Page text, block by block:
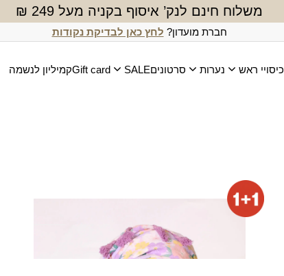
משלוח חינם לנק’ איסוף בקניה מעל 249 ₪
חברת מועדון? לחץ כאן לבדיקת נקודות
כיסויי ראש נערות סרטוניםSALE
Gift cardקמיליון לנשמה
מטפחת רוית (מרובעת)